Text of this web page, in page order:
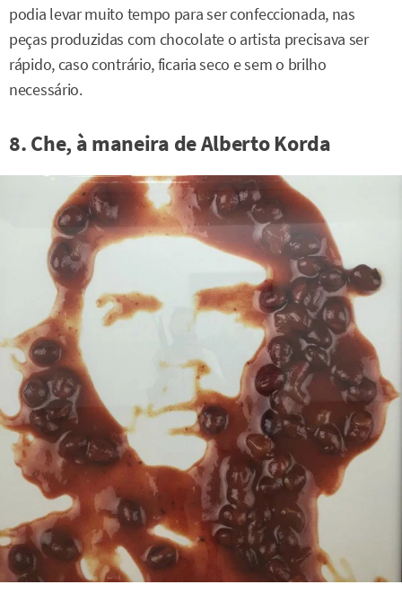
podia levar muito tempo para ser confeccionada, nas
peças produzidas com chocolate o artista precisava ser
rápido, caso contrário, ficaria seco e sem o brilho
necessário.
8. Che, à maneira de Alberto Korda